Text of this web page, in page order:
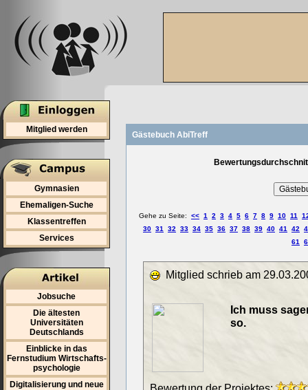
Mitglied werden
Gymnasien
Ehemaligen-Suche
Klassentreffen
Services
Jobsuche
Die ältesten
Universitäten
Deutschlands
Einblicke in das
Fernstudium Wirtschafts-
psychologie
Digitalisierung und neue
Gästebuch AbiTreff
Gehe zu Seite: << 1 2 3 4 5 6 7 8 9 10 11
30 31 32 33 34 35 36 37 38 39 40 41 42
61
Mitglied schrieb am
Ich muss
so.